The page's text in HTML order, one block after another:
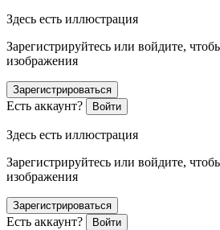
Здесь есть иллюстрация
Зарегистрируйтесь или войдите,
изображения
Зарегистрироваться
Есть аккаунт? Войти
Здесь есть иллюстрация
Зарегистрируйтесь или войдите,
изображения
Зарегистрироваться
Есть аккаунт? Войти